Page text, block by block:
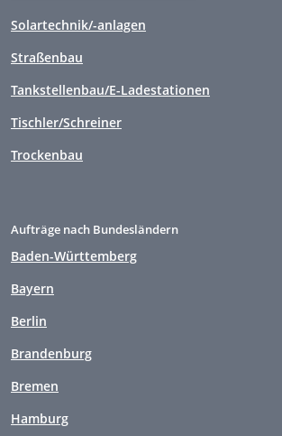
Solartechnik/-anlagen
Straßenbau
Tankstellenbau/E-Ladestationen
Tischler/Schreiner
Trockenbau
Aufträge nach Bundesländern
Baden-Württemberg
Bayern
Berlin
Brandenburg
Bremen
Hamburg